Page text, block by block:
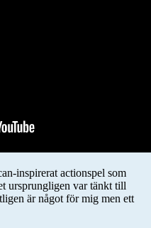
inspirerat actionspel som
ursprungligen var tänkt till
är något för mig men ett